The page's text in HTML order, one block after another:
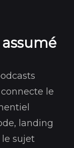
assumé
le
landing
le sujet